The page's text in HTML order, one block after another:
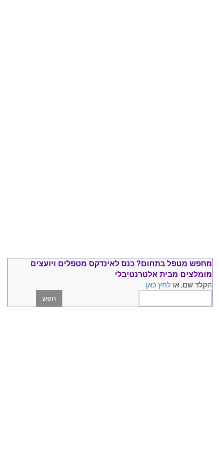
מחפש מטפל בתחום? כנס לאינדקס מטפלים ויועצים
מומלצים מבית אלטרנטיבלי
הקלד שם, או לחץ כאן